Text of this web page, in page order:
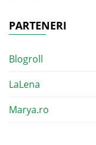
PARTENERI
Blogroll
LaLena
Marya.ro